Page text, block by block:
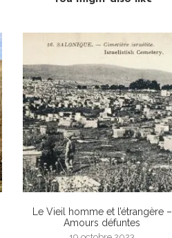
Le Vieil homme et l’étrangère –
Amours défuntes